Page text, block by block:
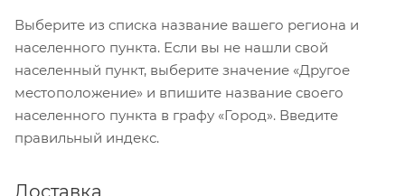
Выберите из списка название вашего региона и
населенного пункта. Если вы не нашли свой
населенный пункт, выберите значение «Другое
местоположение» и впишите название своего
населенного пункта в графу «Город». Введите
правильный индекс.
Доставка